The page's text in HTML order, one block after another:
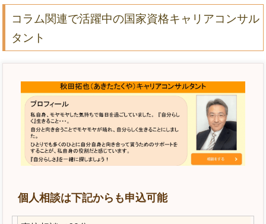
コラム関連で活躍中の国家資格キャリアコンサル
タント
個人相談は下記からも申込可能